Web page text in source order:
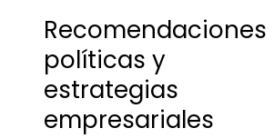
Recomendaciones
políticas y
estrategias
empresariales